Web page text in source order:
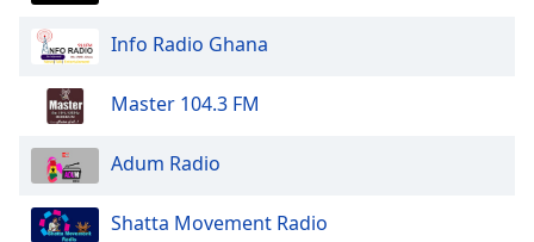
Opacity
Caption
Background
Color
Info Radio Ghana
Master 104.3 FM
Adum Radio
Shatta Movement Radio